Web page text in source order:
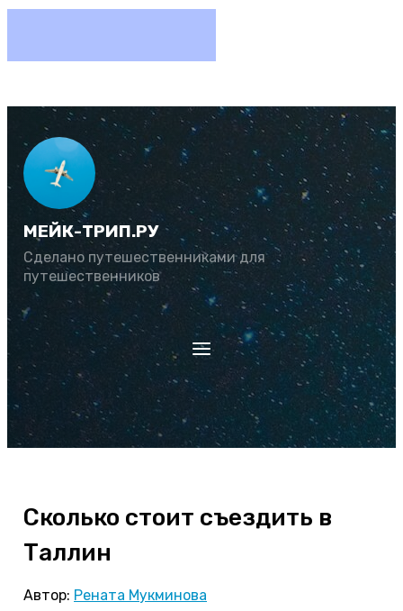
МЕЙК-ТРИП.РУ
Сделано путешественниками для
путешественников
Сколько стоит съездить в
Таллин
Автор: Рената Мукминова